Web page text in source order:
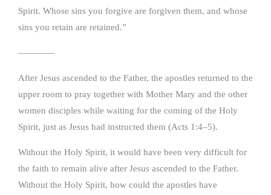
Spirit. Whose sins you forgive are forgiven them, and whose
sins you retain are retained.”
————
After Jesus ascended to the Father, the apostles returned to the
upper room to pray together with Mother Mary and the other
women disciples while waiting for the coming of the Holy
Spirit, just as Jesus had instructed them (Acts 1:4–5).
Without the Holy Spirit, it would have been very difficult for
the faith to remain alive after Jesus ascended to the Father.
Without the Holy Spirit, how could the apostles have